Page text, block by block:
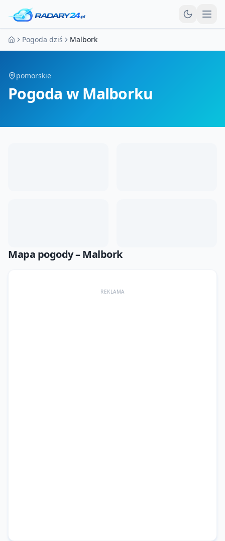
Strona główna
Pogoda dziś Malbork
pomorskie
Pogoda w Malborku
Mapa pogody –Malbork
REKLAMA